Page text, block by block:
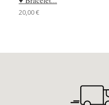
20,00 €